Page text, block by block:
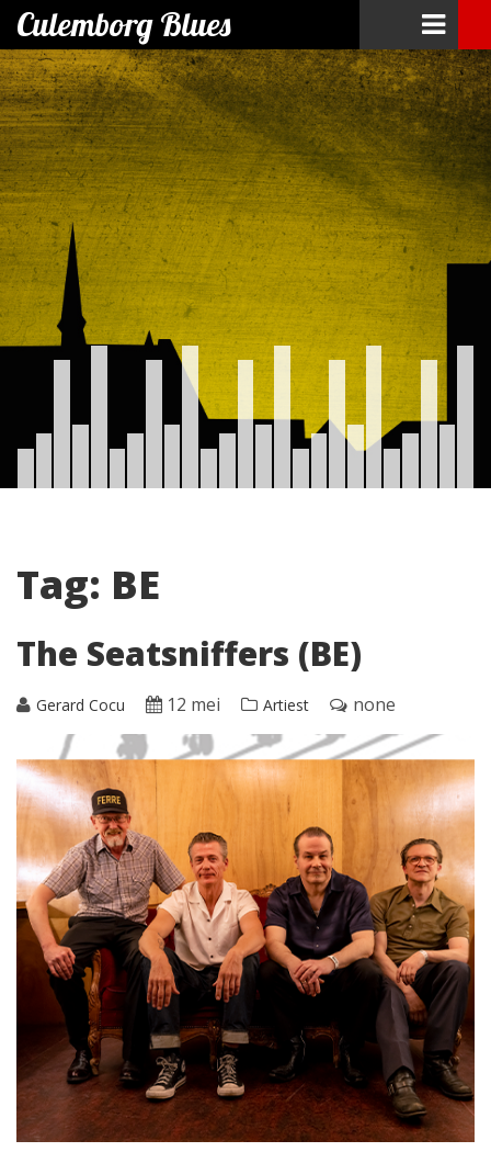
Skip
to
content
Culemborg Blues
Tag: BE
The Seatsniffers (BE)
Gerard Cocu 12 mei Artiest none